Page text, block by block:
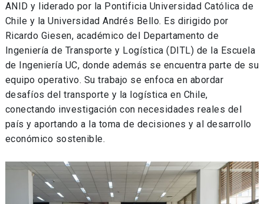
ANID y liderado por la Pontificia Universidad Católica de
Chile y la Universidad Andrés Bello. Es dirigido por
Ricardo Giesen, académico del Departamento de
Ingeniería de Transporte y Logística (DITL) de la Escuela
de Ingeniería UC, donde además se encuentra parte de su
equipo operativo. Su trabajo se enfoca en abordar
desafíos del transporte y la logística en Chile,
conectando investigación con necesidades reales del
país y aportando a la toma de decisiones y al desarrollo
económico sostenible.